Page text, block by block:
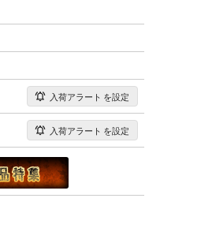
入荷アラート を設定
入荷アラート を設定